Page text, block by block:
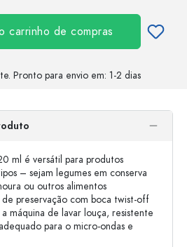
carrinho de compras
Pronto para envio em: 1-2 dias
ml é versátil para produtos
– sejam legumes em conserva
ou outros alimentos
preservação com boca twist-off
máquina de lavar louça, resistente
para o micro-ondas e